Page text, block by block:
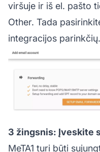
viršuje ir iš el. pašto
Other. Tada
integracijos parinkčių.
3 žingsnis: Įveskite
MeTA1 turi būti